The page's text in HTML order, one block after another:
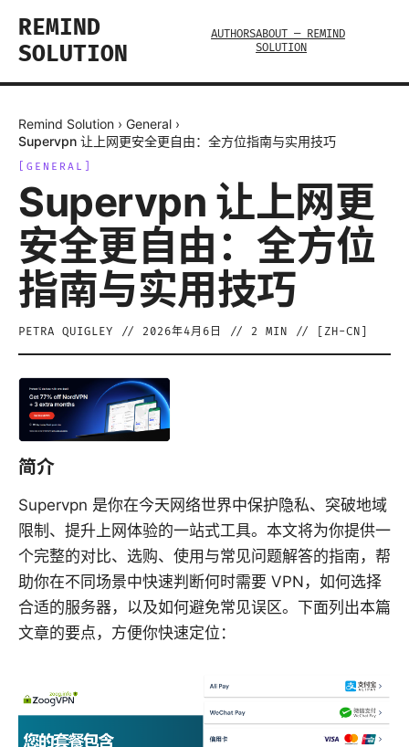
REMIND
SOLUTION
AUTHORSABOUT — REMIND
SOLUTION
Remind Solution › General ›
Supervpn 让上网更安全更自由：全方位指南与实用技巧
GENERAL
Supervpn 让上网更
安全更自由：全方位
指南与实用技巧
PETRA QUIGLEY // 2026年4月6日 // 2 MIN // [ ZH-CN
简介
Supervpn 是你在今天网络世界中保护隐私、突破地域
限制、提升上网体验的一站式工具。本文将为你提供一
个完整的对比、选购、使用与常见问题解答的指南，帮
助你在不同场景中快速判断何时需要 VPN，如何选择
合适的服务器，以及如何避免常见误区。下面列出本篇
文章的要点，方便你快速定位：